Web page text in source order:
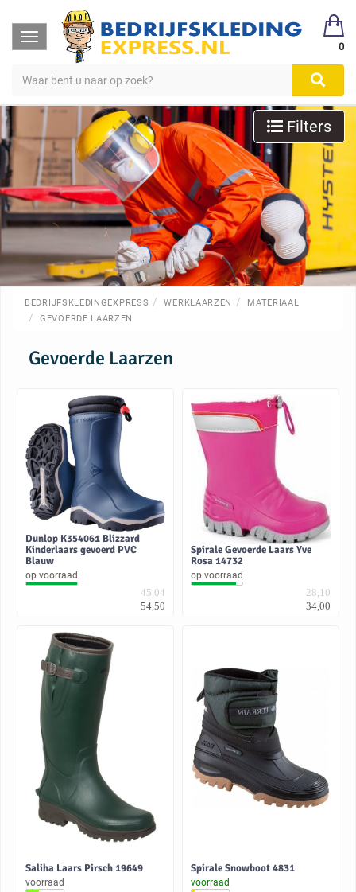
Toggle
navigation
0
BEDRIJFSKLEDINGEXPRESS WERKLAARZEN
MATERIAAL
GEVOERDE LAARZEN
Filters
Gevoerde Laarzen
Dunlop K354061 Blizzard
Kinderlaars gevoerd PVC
Blauw
op voorraad
45,04
54,50
Spirale Gevoerde Laars Yve
Rosa 14732
op voorraad
28,10
34,00
Saliha Laars Pirsch 19649
voorraad
Spirale Snowboot 4831
voorraad